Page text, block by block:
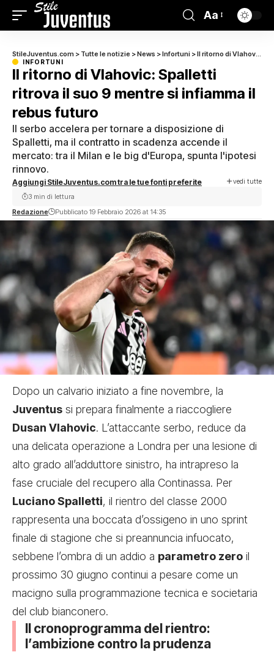
Aa
StileJuventus.com > Tutte le notizie >News >Infortuni >Il ritorno di Vlahovic: Spalletti ritrova il suo 9 mentre si infiamma il rebus futuro
INFORTUNI
Il ritorno di Vlahovic: Spalletti
ritrova il suo 9 mentre si infiamma il
rebus futuro
Il serbo accelera per tornare a disposizione di
Spalletti, ma il contratto in scadenza accende il
mercato: tra il Milan e le big d'Europa, spunta l'ipotesi
rinnovo.
Aggiungi StileJuventus.com tra le tue fonti preferite vedi tutte
Redazione Pubblicato 19 Febbraio 2026 at 14:35
3 min di lettura
Dopo un calvario iniziato a fine novembre, la
Juventus si prepara finalmente a riaccogliere
Dusan Vlahovic. L’attaccante serbo, reduce da
una delicata operazione a Londra per una lesione di
alto grado all’adduttore sinistro, ha intrapreso la
fase cruciale del recupero alla Continassa. Per
Luciano Spalletti, il rientro del classe 2000
rappresenta una boccata d’ossigeno in uno sprint
finale di stagione che si preannuncia infuocato,
sebbene l’ombra di un addio a parametro zero il
prossimo 30 giugno continui a pesare come un
macigno sulla programmazione tecnica e societaria
del club bianconero.
Il cronoprogramma del rientro:
l’ambizione contro la prudenza